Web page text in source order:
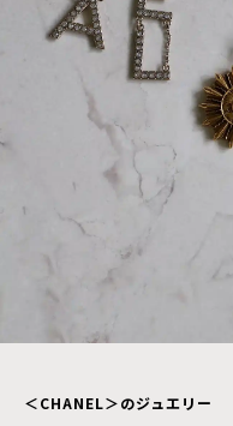
＜CHANEL＞のジュエリー